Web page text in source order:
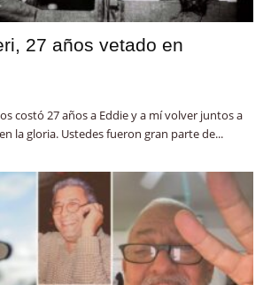
27 años vetado en
costó 27 años a Eddie y a mí volver juntos a
la gloria. Ustedes fueron gran parte de...